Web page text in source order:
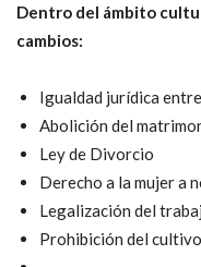
Dentro del ámbito
cambios:
Igualdad jurídica
Abolición del
Ley de Divorcio
Derecho a la mujer a
Legalización del
Prohibición del cultivo